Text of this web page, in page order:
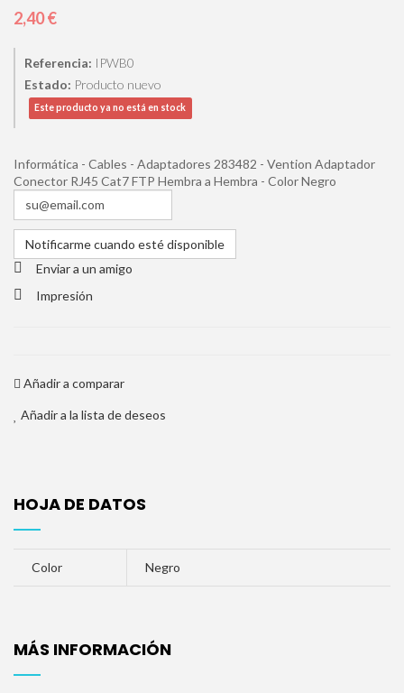
2,40 €
Referencia: IPWB0
Estado: Producto nuevo
Este producto ya no está en stock
Informática - Cables - Adaptadores 283482 - Vention Adaptador
Conector RJ45 Cat7 FTP Hembra a Hembra - Color Negro
Notificarme cuando esté disponible
Enviar a un amigo
Impresión
Añadir a comparar
Añadir a la lista de deseos
HOJA DE DATOS
Color Negro
MÁS INFORMACIÓN